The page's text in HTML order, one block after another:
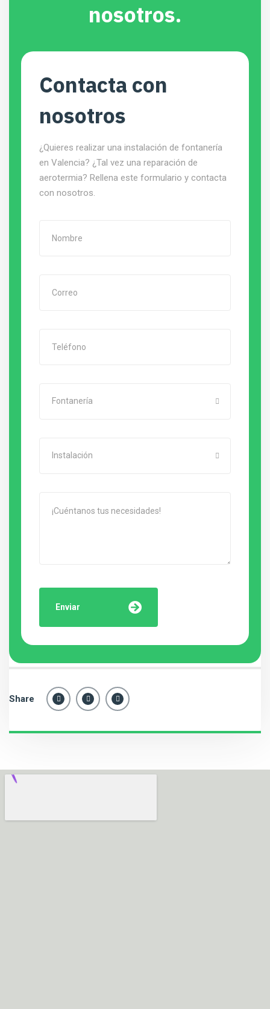
nosotros.
Contacta con
nosotros
¿Quieres realizar una instalación de fontanería
en Valencia? ¿Tal vez una reparación de
aerotermia? Rellena este formulario y contacta
con nosotros.
Fontanería
Instalación
Enviar
Share